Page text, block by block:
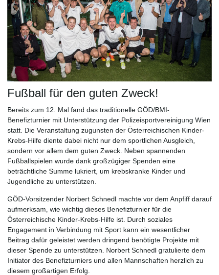
Fußball für den guten Zweck!
Bereits zum 12. Mal fand das traditionelle GÖD/BMI-
Benefizturnier mit Unterstützung der Polizeisportvereinigung Wien
statt. Die Veranstaltung zugunsten der Österreichischen Kinder-
Krebs-Hilfe diente dabei nicht nur dem sportlichen Ausgleich,
sondern vor allem dem guten Zweck. Neben spannenden
Fußballspielen wurde dank großzügiger Spenden eine
beträchtliche Summe lukriert, um krebskranke Kinder und
Jugendliche zu unterstützen.
GÖD-Vorsitzender Norbert Schnedl machte vor dem Anpfiff darauf
aufmerksam, wie wichtig dieses Benefizturnier für die
Österreichische Kinder-Krebs-Hilfe ist. Durch soziales
Engagement in Verbindung mit Sport kann ein wesentlicher
Beitrag dafür geleistet werden dringend benötigte Projekte mit
dieser Spende zu unterstützen. Norbert Schnedl gratulierte dem
Initiator des Benefizturniers und allen Mannschaften herzlich zu
diesem großartigen Erfolg.